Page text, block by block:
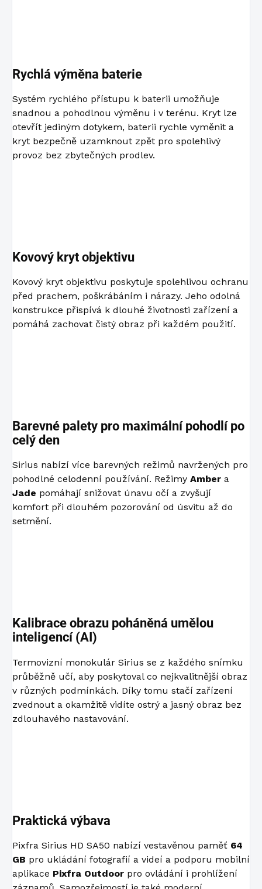
Rychlá výměna baterie
Systém rychlého přístupu k baterii umožňuje
snadnou a pohodlnou výměnu i v terénu. Kryt lze
otevřít jediným dotykem, baterii rychle vyměnit a
kryt bezpečně uzamknout zpět pro spolehlivý
provoz bez zbytečných prodlev.
Kovový kryt objektivu
Kovový kryt objektivu poskytuje spolehlivou ochranu
před prachem, poškrábáním i nárazy. Jeho odolná
konstrukce přispívá k dlouhé životnosti zařízení a
pomáhá zachovat čistý obraz při každém použití.
Barevné palety pro maximální pohodlí po
celý den
Sirius nabízí více barevných režimů navržených pro
pohodlné celodenní používání. Režimy Amber a
Jade pomáhají snižovat únavu očí a zvyšují
komfort při dlouhém pozorování od úsvitu až do
setmění.
Kalibrace obrazu poháněná umělou
inteligencí (AI)
Termovizní monokulár Sirius se z každého snímku
průběžně učí, aby poskytoval co nejkvalitnější obraz
v různých podmínkách. Díky tomu stačí zařízení
zvednout a okamžitě vidíte ostrý a jasný obraz bez
zdlouhavého nastavování.
Praktická výbava
Pixfra Sirius HD SA50 nabízí vestavěnou paměť 64
GB pro ukládání fotografií a videí a podporu mobilní
aplikace Pixfra Outdoor pro ovládání i prohlížení